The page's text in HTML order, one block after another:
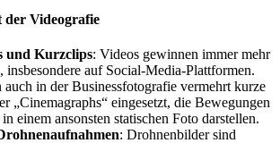
der Videografie
und Kurzclips: Videos gewinnen immer mehr
insbesondere auf Social-Media-Plattformen.
auch in der Businessfotografie vermehrt kurze
„Cinemagraphs“ eingesetzt, die Bewegungen
einem ansonsten statischen Foto darstellen.
: Drohnenbilder sind